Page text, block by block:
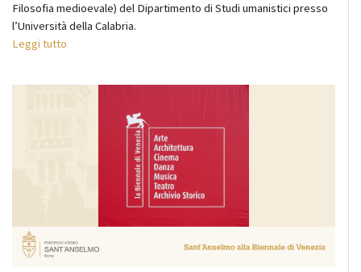
Filosofia medioevale) del Dipartimento di Studi umanistici presso
l’Università della Calabria.
Leggi tutto